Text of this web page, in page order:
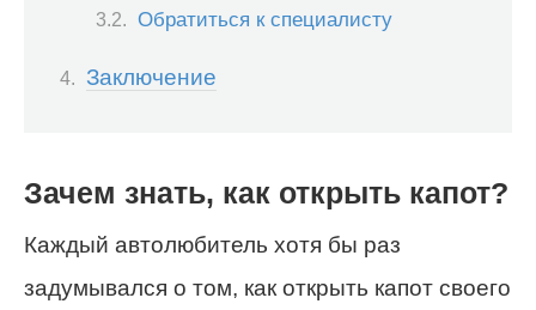
Обратиться к специалисту
Заключение
Зачем знать, как открыть капот?
Каждый автолюбитель хотя бы раз
задумывался о том, как открыть капот своего